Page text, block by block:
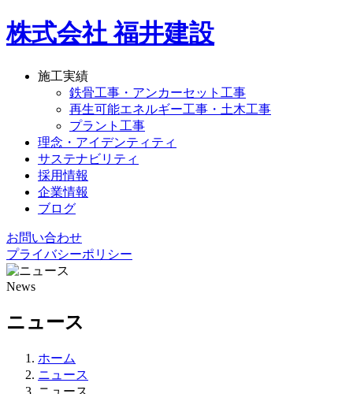
株式会社 福井建設
施工実績
鉄骨工事・アンカーセット工事
再生可能エネルギー工事・土木工事
プラント工事
理念・アイデンティティ
サステナビリティ
採用情報
企業情報
ブログ
お問い合わせ
プライバシーポリシー
News
ニュース
ホーム
ニュース
ニュース